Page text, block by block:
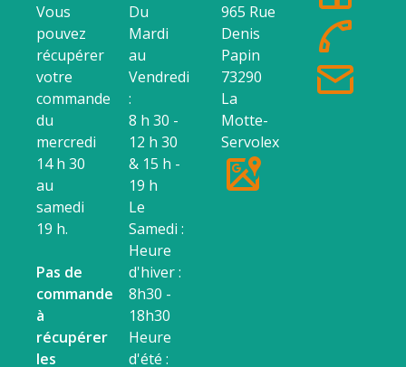
Vous
pouvez
récupérer
votre
commande
du
mercredi
14 h 30
au
samedi
19 h.
Pas de
commande
à
récupérer
les
Du
Mardi
au
Vendredi
:
8 h 30 -
12 h 30
& 15 h -
19 h
Le
Samedi :
Heure
d'hiver :
8h30 -
18h30
Heure
d'été :
965 Rue
Denis
Papin
73290
La
Motte-
Servolex